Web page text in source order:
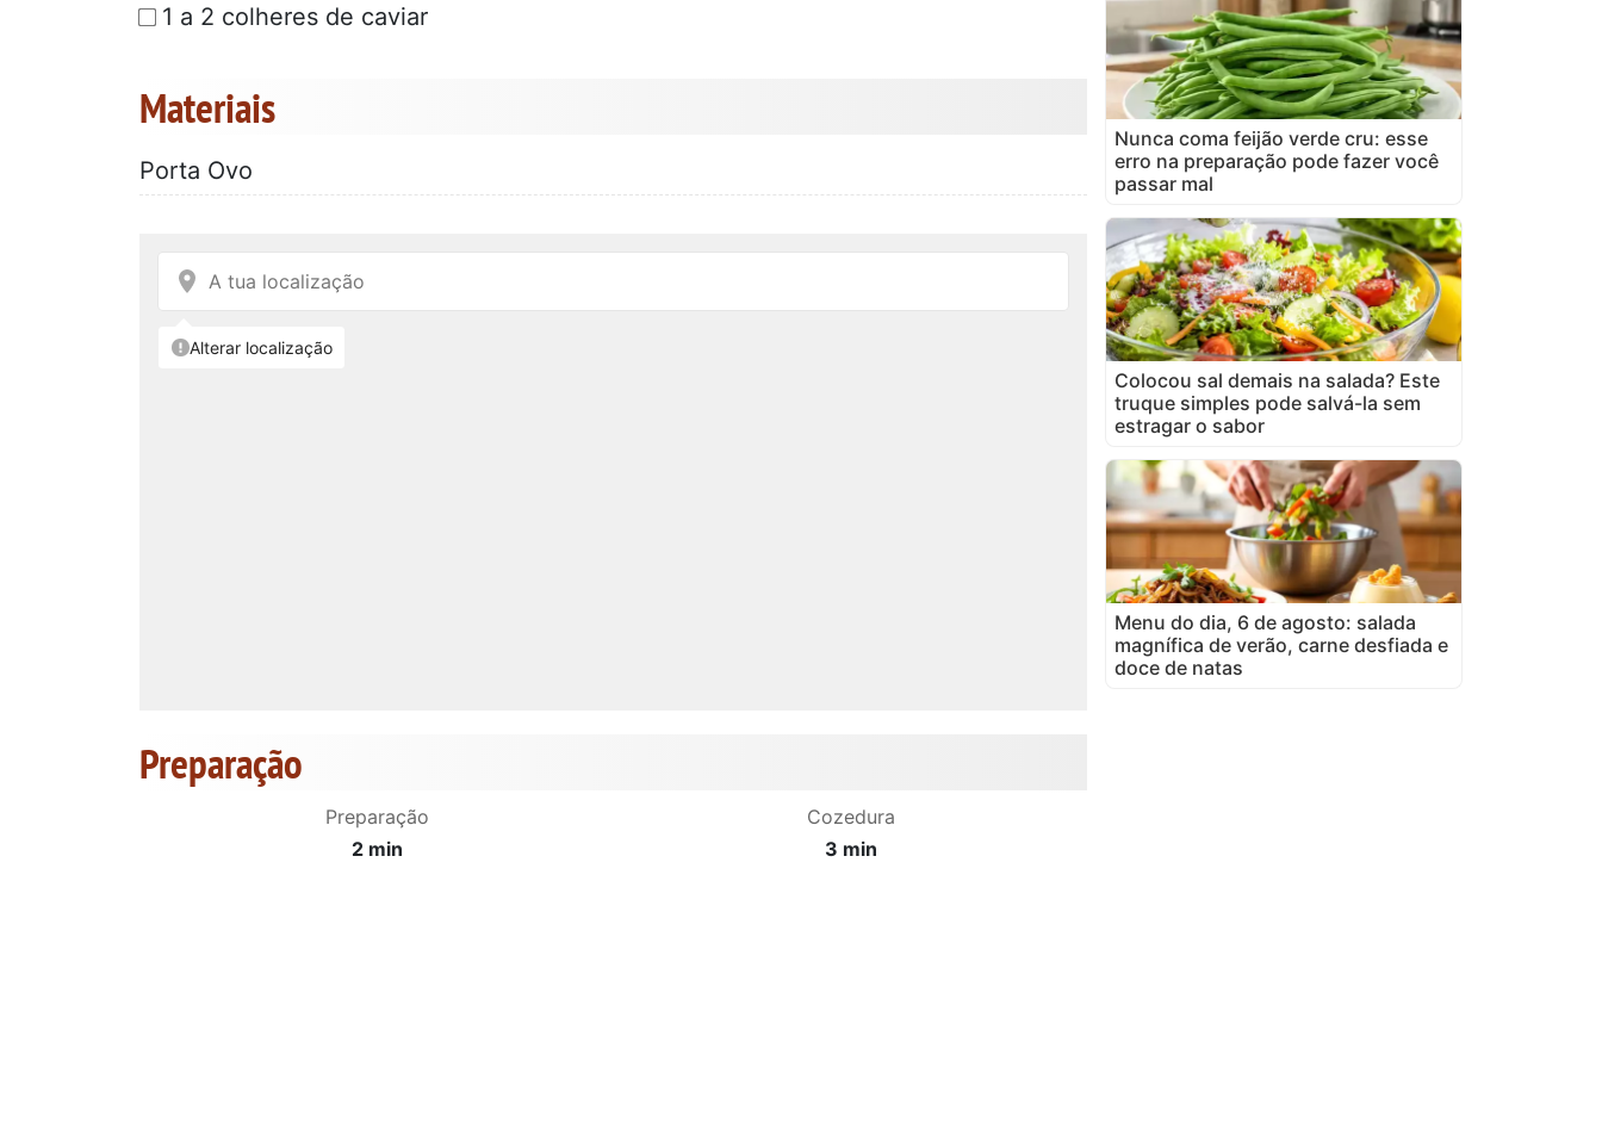
1 a 2 colheres de caviar
Materiais
Porta Ovo
Preparação
Preparação
2 min
Cozedura
3 min
Nunca coma feijão verde cru: esse
erro na preparação pode fazer você
passar mal
Colocou sal demais na salada? Este
truque simples pode salvá-la sem
estragar o sabor
Menu do dia, 6 de agosto: salada
magnífica de verão, carne desfiada e
doce de natas